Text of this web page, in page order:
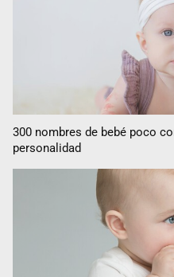
300 nombres de bebé poco
personalidad